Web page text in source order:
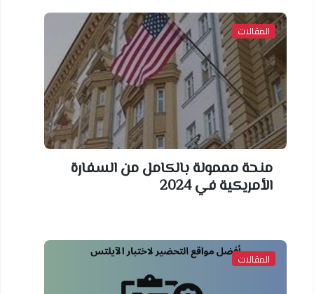
المقالات
منحة مممولة بالكامل من السفارة
الأمريكية في 2024
المقالات